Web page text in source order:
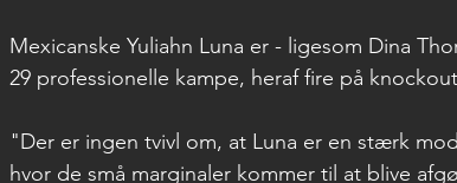
Mexicanske Yuliahn Luna er - ligesom Dina
29 professionelle kampe, heraf fire på
"Der er ingen tvivl om, at Luna er en stærk
hvor de små marginaler kommer til at blive